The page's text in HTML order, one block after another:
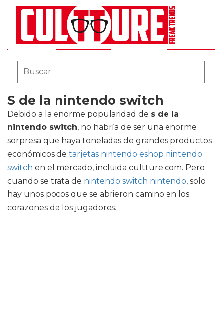
S de la nintendo switch
Debido a la enorme popularidad de s de la
nintendo switch, no habría de ser una enorme
sorpresa que haya toneladas de grandes productos
económicos de tarjetas nintendo eshop nintendo
switch en el mercado, incluida cultture.com. Pero
cuando se trata de nintendo switch nintendo, solo
hay unos pocos que se abrieron camino en los
corazones de los jugadores.